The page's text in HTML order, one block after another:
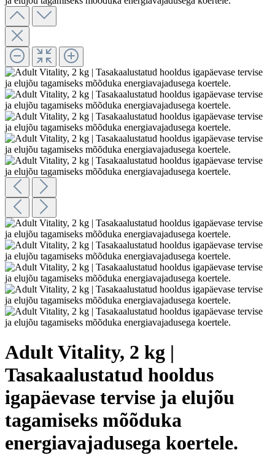
Adult Vitality, 2 kg |
Tasakaalustatud hooldus
igapäevase tervise ja elujõu
tagamiseks mõõduka
energiavajadusega koertele.